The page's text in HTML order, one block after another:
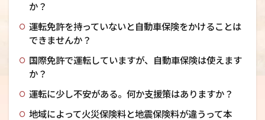
か？
運転免許を持っていないと自動車保険をかけることは
できませんか？
国際免許で運転していますが、自動車保険は使えます
か？
運転に少し不安がある。何か支援策はありますか？
地域によって火災保険料と地震保険料が違うって本